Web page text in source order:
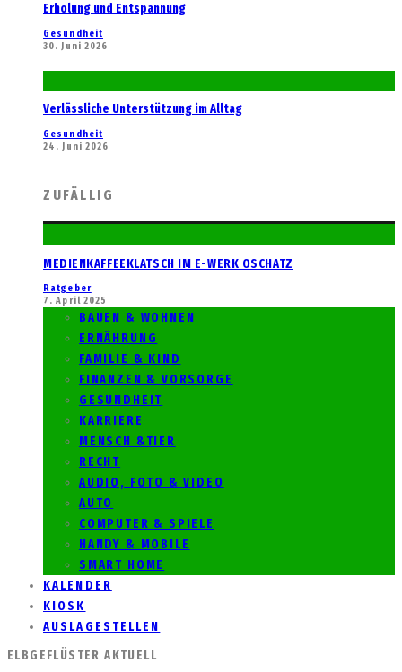
Erholung und Entspannung
Gesundheit
30. Juni 2026
Verlässliche Unterstützung im Alltag
Gesundheit
24. Juni 2026
ZUFÄLLIG
MEDIENKAFFEEKLATSCH IM E-WERK OSCHATZ
Ratgeber
7. April 2025
BAUEN & WOHNEN
ERNÄHRUNG
FAMILIE & KIND
FINANZEN & VORSORGE
GESUNDHEIT
KARRIERE
MENSCH &TIER
RECHT
AUDIO, FOTO & VIDEO
AUTO
COMPUTER & SPIELE
HANDY & MOBILE
SMART HOME
KALENDER
KIOSK
AUSLAGESTELLEN
ELBGEFLÜSTER AKTUELL